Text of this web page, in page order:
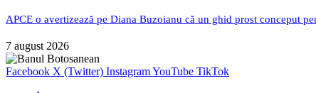
APCE o avertizează pe Diana Buzoianu că un ghid prost conceput
7 august 2026
Facebook X (Twitter) InstagramYouTube TikTok